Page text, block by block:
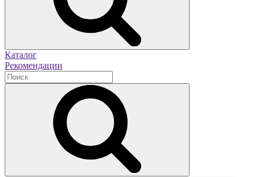
Каталог
Рекомендации